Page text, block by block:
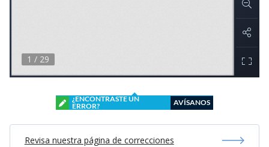
¿ENCONTRASTE UN
ERROR?
AVÍSANOS
Revisa nuestra página de correcciones